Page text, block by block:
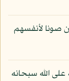
صونا لأنفسهم
على الله سبحانه